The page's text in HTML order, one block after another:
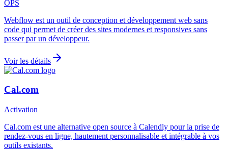
OPS
Webflow est un outil de conception et développement web sans
code qui permet de créer des sites modernes et responsives sans
passer par un développeur.
Voir les détails
Cal.com
Activation
Cal.com est une alternative open source à Calendly pour la prise de
rendez-vous en ligne, hautement personnalisable et intégrable à vos
outils existants.